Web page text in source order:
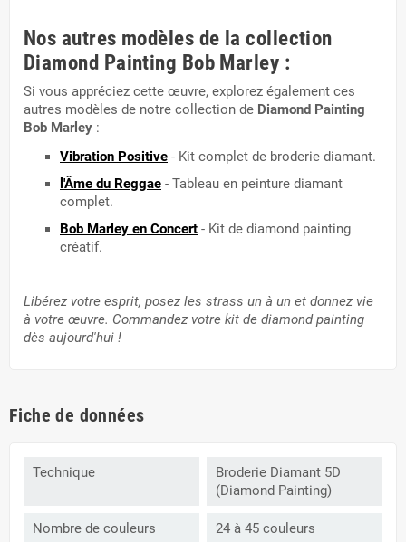
Nos autres modèles de la collection
Diamond Painting Bob Marley :
Si vous appréciez cette œuvre, explorez également ces
autres modèles de notre collection de Diamond Painting
Bob Marley :
Vibration Positive - Kit complet de broderie diamant.
l'Âme du Reggae - Tableau en peinture diamant
complet.
Bob Marley en Concert - Kit de diamond painting
créatif.
Libérez votre esprit, posez les strass un à un et donnez vie
à votre œuvre. Commandez votre kit de diamond painting
dès aujourd'hui !
Fiche de données
Technique
Broderie Diamant 5D
(Diamond Painting)
Nombre de couleurs 24 à 45 couleurs